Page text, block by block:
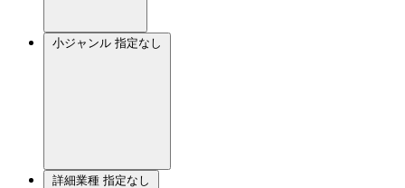
小ジャンル 指定なし
詳細業種 指定なし